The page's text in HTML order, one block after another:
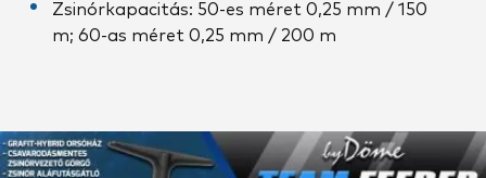
Zsinórkapacitás: 50-es méret 0,25 mm / 150
m; 60-as méret 0,25 mm / 200 m